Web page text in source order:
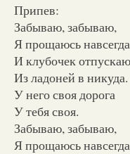
Припев:
Забываю, забываю,
Я прощаюсь навсегда
И клубочек отпускаю
Из ладоней в никуда.
У него своя дорога
У тебя своя.
Забываю, забываю,
Я прощаюсь